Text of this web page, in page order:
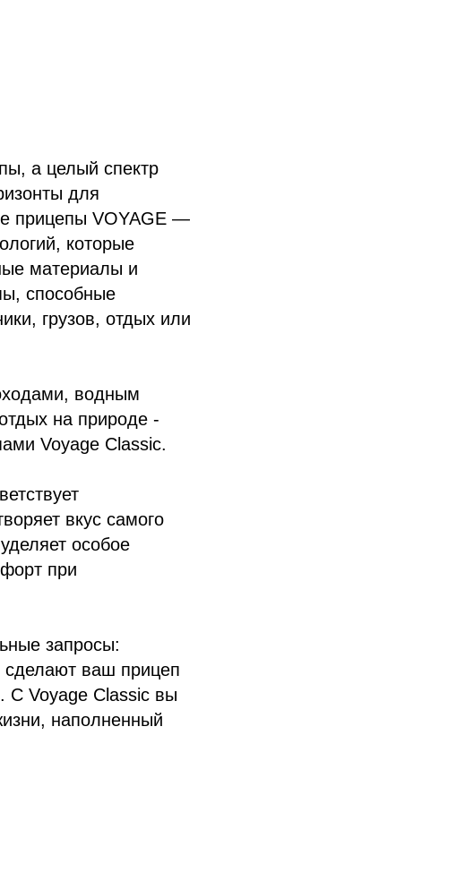
а целый спектр
для
прицепы VOYAGE —
которые
материалы и
способные
грузов, отдых или
водным
на природе -
Voyage Classic.
вкус самого
особое
при
запросы:
сделают ваш прицеп
С Voyage Classic вы
наполненный